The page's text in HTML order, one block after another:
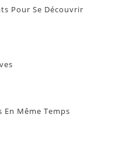
Pour Se Découvrir
Même Temps